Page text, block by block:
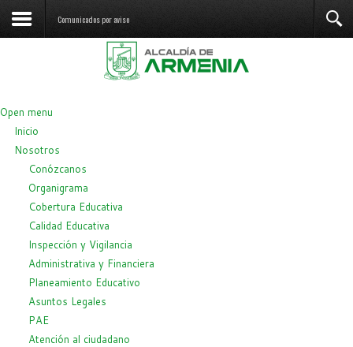
Comunicados por aviso
Open menu
Inicio
Nosotros
Conózcanos
Organigrama
Cobertura Educativa
Calidad Educativa
Inspección y Vigilancia
Administrativa y Financiera
Planeamiento Educativo
Asuntos Legales
PAE
Atención al ciudadano